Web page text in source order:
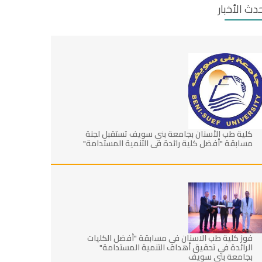
الأخبار
كلية طب الأسنان بجامعة بني سويف تستقبل لجنة
مسابقة "أفضل كلية رائدة في التنمية المستدامة"
فوز كلية طب الاسنان في مسابقة "أفضل الكليات
الرائدة في تحقيق أهداف التنمية المستدامة"
بجامعة بني سويف